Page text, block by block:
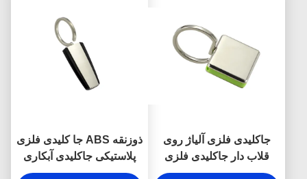
جاکلیدی فلزی آلیاژ روی
قلاب دار جاکلیدی فلزی
حکاکی شده ضد زنگ
ذوزنقه ABS جا کلیدی فلزی
پلاستیکی جاکلیدی آبکاری
نقره